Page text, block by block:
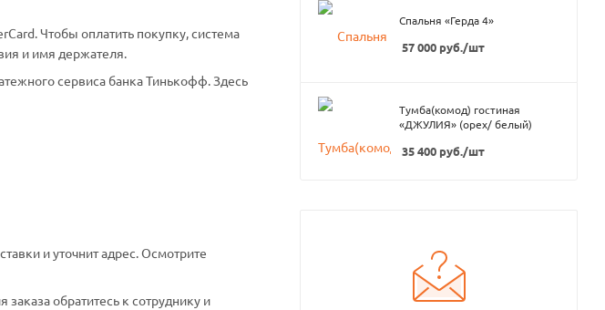
Чтобы оплатить покупку, система
и имя держателя.
сервиса банка Тинькофф. Здесь
и уточнит адрес. Осмотрите
обратитесь к сотруднику и
Спальня «Герда 4»
57 000 руб./шт
Тумба(комод) гостиная
«ДЖУЛИЯ» (орех/ белый)
35 400 руб./шт